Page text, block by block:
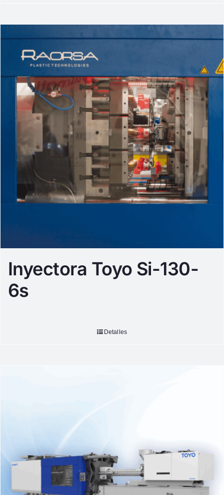
Inyectora Toyo Si-130-
6s
Detalles